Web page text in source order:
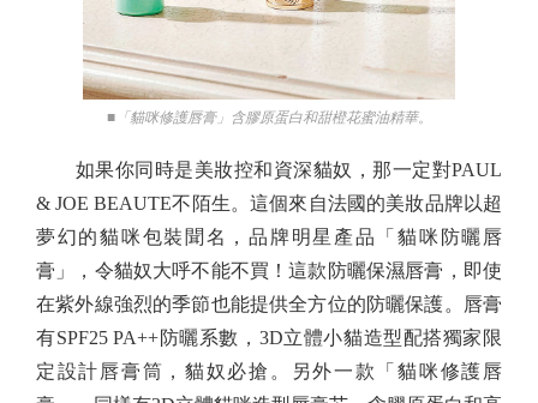
■「貓咪修護唇膏」含膠原蛋白和甜橙花蜜油精華。
如果你同時是美妝控和資深貓奴，那一定對PAUL
& JOE BEAUTE不陌生。這個來自法國的美妝品牌以超
夢幻的貓咪包裝聞名，品牌明星產品「貓咪防曬唇
膏」，令貓奴大呼不能不買！這款防曬保濕唇膏，即使
在紫外線強烈的季節也能提供全方位的防曬保護。唇膏
有SPF25 PA++防曬系數，3D立體小貓造型配搭獨家限
定設計唇膏筒，貓奴必搶。另外一款「貓咪修護唇